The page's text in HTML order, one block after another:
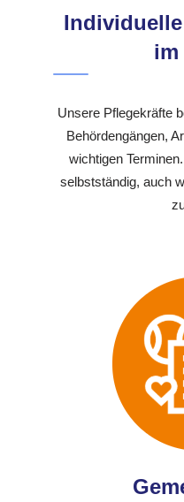
im
Unsere Pflegekräfte
Behördengängen,
wichtigen
selbstständig, auch